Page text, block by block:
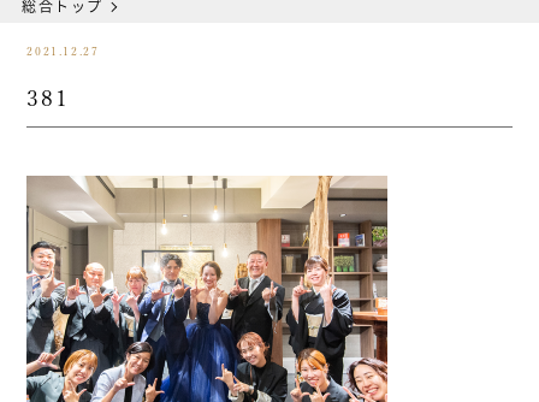
総合トップ
2021.12.27
381